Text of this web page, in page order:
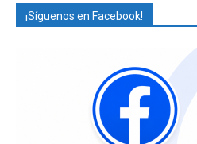
¡Síguenos en Facebook!